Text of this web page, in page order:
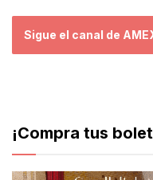
Sigue el canal de
¡Compra tus